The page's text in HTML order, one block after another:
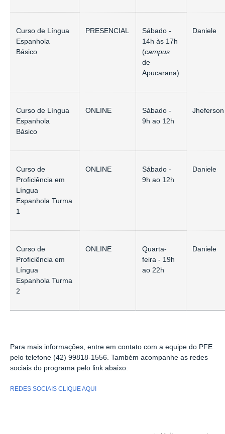
Curso de Língua
Espanhola
Básico
PRESENCIAL
Sábado -
14h às 17h
(campus
de
Apucarana)
Daniele
Curso de Língua
Espanhola
Básico
ONLINE
Sábado -
9h ao 12h
Jheferson
Curso de
Proficiência em
Língua
Espanhola Turma
1
ONLINE
Sábado -
9h ao 12h
Daniele
Curso de
Proficiência em
Língua
Espanhola Turma
2
ONLINE
Quarta-
feira - 19h
ao 22h
Daniele
Para mais informações, entre em contato com a equipe do PFE
pelo telefone (42) 99818-1556. Também acompanhe as redes
sociais do programa pelo link abaixo.
REDES SOCIAIS CLIQUE AQUI